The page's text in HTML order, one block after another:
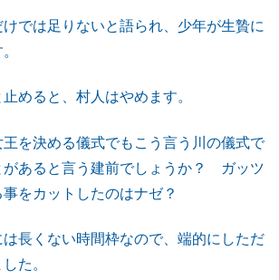
では足りないと語られ、少年が生贄に
めると、村人はやめます。
を決める儀式でもこう言う川の儀式で
があると言う建前でしょうか？ ガッツ
をカットしたのはナゼ？
長くない時間枠なので、端的にしただ
た。